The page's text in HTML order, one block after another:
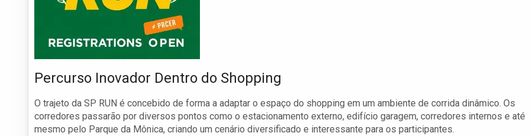
Percurso Inovador Dentro do Shopping
O trajeto da SP RUN é concebido de forma a adaptar o espaço do shopping em um ambiente de corrida dinâmico. Os
corredores passarão por diversos pontos como o estacionamento externo, edifício garagem, corredores internos e até
mesmo pelo Parque da Mônica, criando um cenário diversificado e interessante para os participantes.